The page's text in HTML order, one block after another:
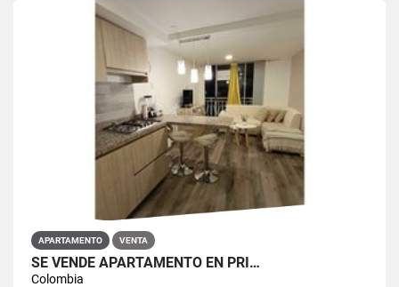
APARTAMENTO VENTA
SE VENDE APARTAMENTO EN PRI…
Colombia